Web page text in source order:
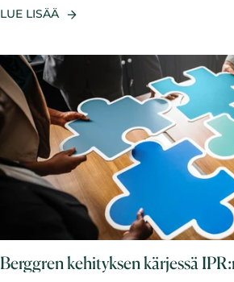
LUE LISÄÄ
Berggren kehityksen kärjessä